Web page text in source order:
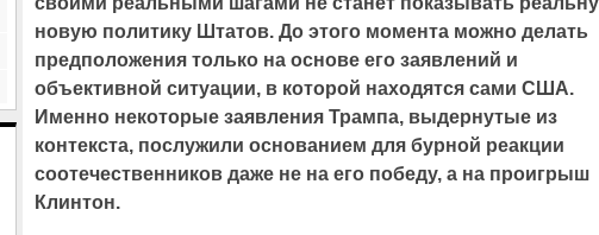
новую политику Штатов. До этого момента можно делать
предположения только на основе его заявлений и
объективной ситуации, в которой находятся сами США.
Именно некоторые заявления Трампа, выдернутые из
контекста, послужили основанием для бурной реакции
соотечественников даже не на его победу, а на проигрыш
Клинтон.